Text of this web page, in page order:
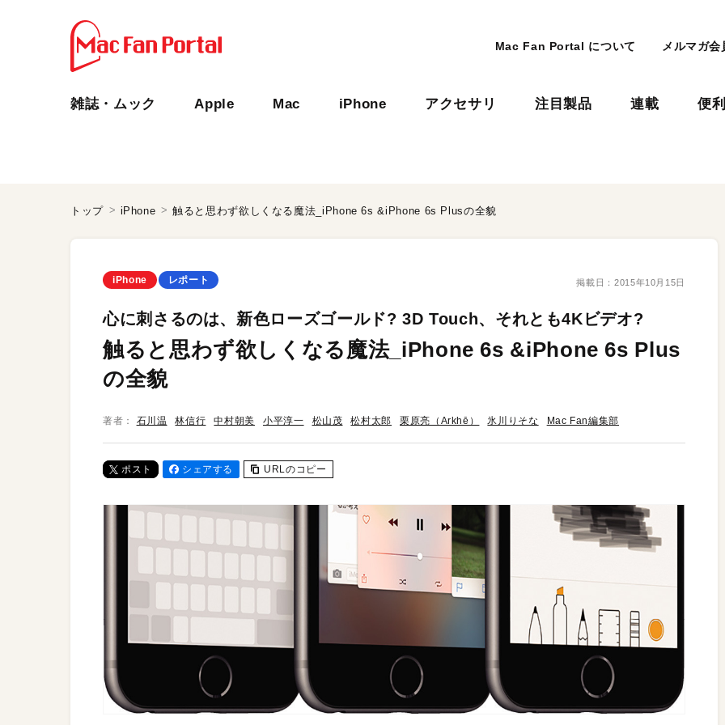
Mac Fan Portal について メルマガ会
雑誌・ムック Apple Mac iPhone アクセサリ 注目製品 連載 便
トップ iPhone 触ると思わず欲しくなる魔法_iPhone 6s &iPhone 6s Plusの全貌
iPhone レポート 掲載日： 2015年10月15日
心に刺さるのは、新色ローズゴールド? 3D Touch、それとも4Kビデオ?
触ると思わず欲しくなる魔法_iPhone 6s &iPhone 6s Plus
の全貌
著者： 石川温 林信行 中村朝美 小平淳一 松山茂 松村太郎 栗原亮（Arkhē） 氷川りそな Mac Fan編集部
ポスト シェアする URLのコピー